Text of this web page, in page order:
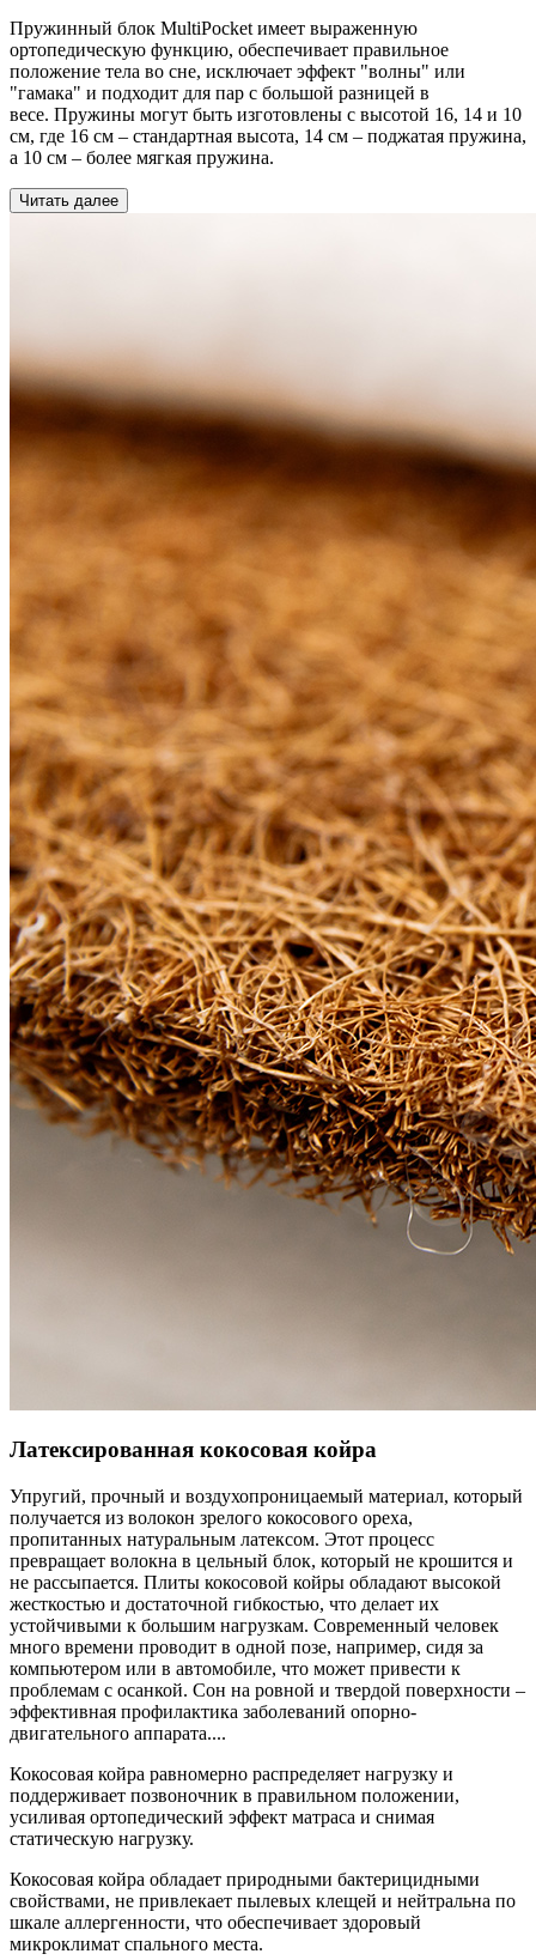
Пружинный блок MultiPocket имеет выраженную
ортопедическую функцию, обеспечивает правильное
положение тела во сне, исключает эффект "волны" или
"гамака" и подходит для пар с большой разницей в
весе. Пружины могут быть изготовлены с высотой 16, 14 и 10
см, где 16 см – стандартная высота, 14 см – поджатая пружина,
а 10 см – более мягкая пружина.
Читать далее
Латексированная кокосовая койра
Упругий, прочный и воздухопроницаемый материал, который
получается из волокон зрелого кокосового ореха,
пропитанных натуральным латексом. Этот процесс
превращает волокна в цельный блок, который не крошится и
не рассыпается. Плиты кокосовой койры обладают высокой
жесткостью и достаточной гибкостью, что делает их
устойчивыми к большим нагрузкам. Современный человек
много времени проводит в одной позе, например, сидя за
компьютером или в автомобиле, что может привести к
проблемам с осанкой. Сон на ровной и твердой поверхности –
эффективная профилактика заболеваний опорно-
двигательного аппарата....
Кокосовая койра равномерно распределяет нагрузку и
поддерживает позвоночник в правильном положении,
усиливая ортопедический эффект матраса и снимая
статическую нагрузку.
Кокосовая койра обладает природными бактерицидными
свойствами, не привлекает пылевых клещей и нейтральна по
шкале аллергенности, что обеспечивает здоровый
микроклимат спального места.